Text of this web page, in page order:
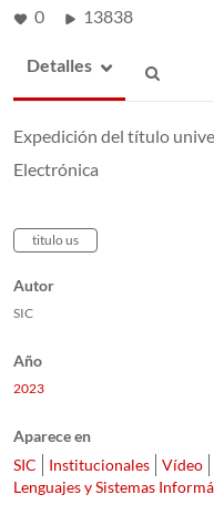
0 13838
Detalles
Expedición del título
Electrónica
titulo us
Autor
SIC
Año
2023
Aparece en
SIC
Institucionales Vídeo
Lenguajes y Sistemas